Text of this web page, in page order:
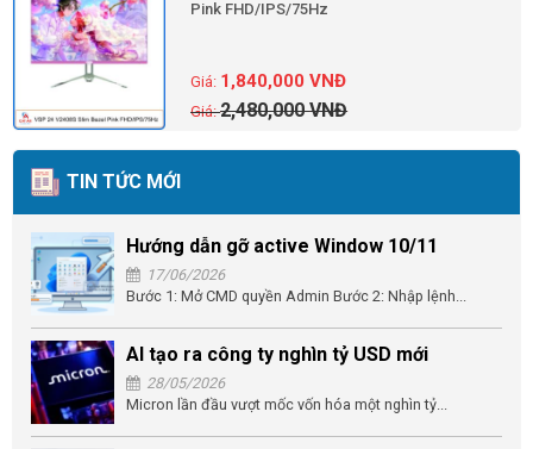
Pink FHD/IPS/75Hz
2,480,000VNĐ
1,840,000VNĐ
TIN TỨC MỚI
Hướng dẫn gỡ active Window 10/11
17/06/2026
Bước 1: Mở CMD quyền Admin Bước 2: Nhập lệnh...
AI tạo ra công ty nghìn tỷ USD mới
28/05/2026
Micron lần đầu vượt mốc vốn hóa một nghìn tỷ...